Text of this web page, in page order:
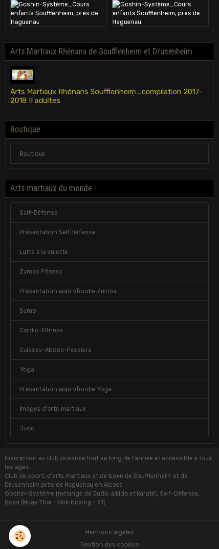
Arts Martiaux Rhénans de Soufflenheim et Drusenheim
Arts Martiaux Rhénans Soufflenheim_compilation 2017-
2018 II adultes
Boutique
Boutique
Arts martiaux du monde
Self-Défense
Présentation Self Défense
Lutte à la culotte
Zumba Fitness
Présentation approfondie Zumba
Sumo
Cardio-Fitness
Cuisses-Abdos-Fessiers
Yoga
Présentation approfondie Yoga
Images d'arts martiaux
Judo
Inscription au club possible tout au long de l'année et accessible à tous
les ages.
Club de sport, d'arts martiaux et de boxe de Soufflenheim et de
Drusenheim près de Haguenau en Alsace
Goshin-Système (mélange de Judo, aikido et karaté), Self-Défense,
Boxe (Muay Thaï - Kick-boxing - K1)
Mentions légales
Gestion des cookies